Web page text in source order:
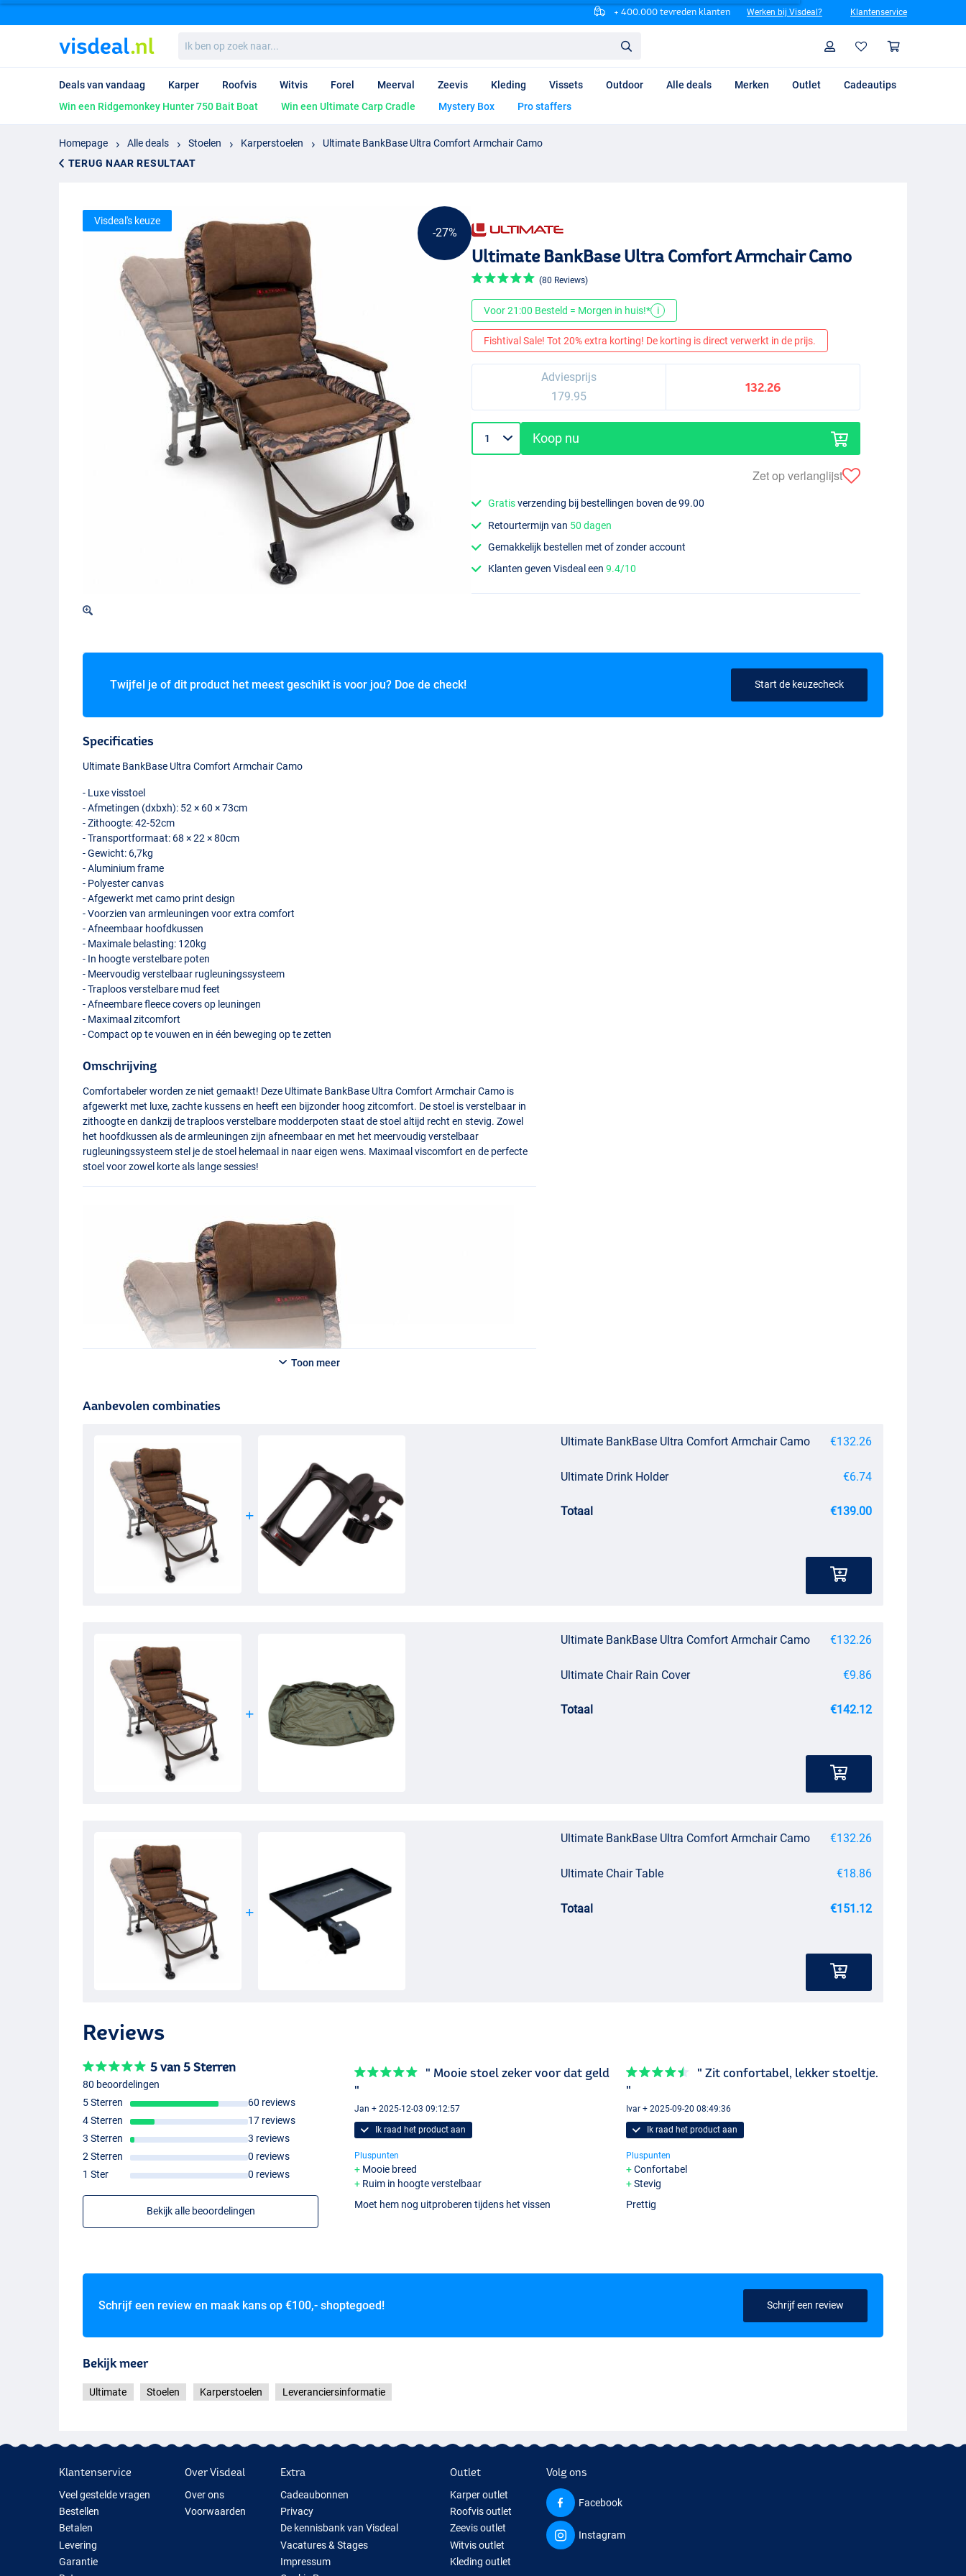
+ 400.000 tevreden klanten Werken bij Visdeal? Klantenservice
ben
op
naar...
Profiel
Deals van vandaag Karper Roofvis Witvis Forel Meerval Zeevis Kleding Vissets Outdoor Alle deals Merken Outlet
Cadeautips
Win een Ridgemonkey Hunter 750 Bait Boat
Win een Ultimate Carp Cradle Mystery Box Pro staffers
Homepage Alle deals Stoelen Karperstoelen
Ultimate BankBase Ultra Comfort Armchair Camo
TERUG NAAR RESULTAAT
-27%
Visdeal's keuze
Ultimate BankBase Ultra Comfort Armchair Camo
(80 Reviews)
Voor 21:00 Besteld = Morgen in huis!* i
Fishtival Sale! Tot 20% extra korting! De korting is direct verwerkt in de prijs.
Adviesprijs
179.95
132.26
Koop nu
Zet op verlanglijst
Gratisverzending bij bestellingen boven de 99.00
Retourtermijn van 50 dagen
Gemakkelijk bestellen met of zonder account
Klanten geven Visdeal een9.4/10
Twijfel je of dit product het meest geschikt is voor jou? Doe de check! Start de keuzecheck
Specificaties
Ultimate BankBase Ultra Comfort Armchair Camo
- Luxe visstoel
- Afmetingen (dxbxh): 52 × 60 × 73cm
- Zithoogte: 42-52cm
- Transportformaat: 68 × 22 × 80cm
- Gewicht: 6,7kg
- Aluminium frame
- Polyester canvas
- Afgewerkt met camo print design
- Voorzien van armleuningen voor extra comfort
- Afneembaar hoofdkussen
- Maximale belasting: 120kg
- In hoogte verstelbare poten
- Meervoudig verstelbaar rugleuningssysteem
- Traploos verstelbare mud feet
- Afneembare fleece covers op leuningen
- Maximaal zitcomfort
- Compact op te vouwen en in één beweging op te zetten
Omschrijving
Comfortabeler worden ze niet gemaakt! Deze Ultimate BankBase Ultra Comfort Armchair Camo is
afgewerkt met luxe, zachte kussens en heeft een bijzonder hoog zitcomfort. De stoel is verstelbaar in
zithoogte en dankzij de traploos verstelbare modderpoten staat de stoel altijd recht en stevig. Zowel
het hoofdkussen als de armleuningen zijn afneembaar en met het meervoudig verstelbaar
rugleuningssysteem stel je de stoel helemaal in naar eigen wens. Maximaal viscomfort en de perfecte
stoel voor zowel korte als lange sessies!
Toon meer
Aanbevolen combinaties
Ultimate BankBase Ultra Comfort Armchair Camo €132.26
Ultimate Drink Holder €6.74
Totaal €139.00
Ultimate BankBase Ultra Comfort Armchair Camo €132.26
Ultimate Chair Rain Cover €9.86
Totaal €142.12
Ultimate BankBase Ultra Comfort Armchair Camo €132.26
Ultimate Chair Table €18.86
Totaal €151.12
Reviews
5 van 5 Sterren
80 beoordelingen
5 Sterren
60 reviews
4 Sterren
17 reviews
3 Sterren
3 reviews
2 Sterren
0 reviews
1 Ster
0 reviews
Bekijk alle beoordelingen
" Mooie stoel zeker voor dat geld
"
Jan + 2025-12-03 09:12:57
Ik raad het product aan
Pluspunten
Mooie breed
Ruim in hoogte verstelbaar
Moet hem nog uitproberen tijdens het vissen
" Zit confortabel, lekker stoeltje.
"
Ivar + 2025-09-20 08:49:36
Ik raad het product aan
Pluspunten
Confortabel
Stevig
Prettig
Schrijf een review en maak kans op €100,- shoptegoed! Schrijf een review
Bekijk meer
Ultimate Stoelen Karperstoelen Leveranciersinformatie
Klantenservice
Veel gestelde vragen
Bestellen
Betalen
Levering
Garantie
Over Visdeal
Over ons
Voorwaarden
Extra
Cadeaubonnen
Privacy
De kennisbank van Visdeal
Vacatures & Stages
Impressum
Outlet
Karper outlet
Roofvis outlet
Zeevis outlet
Witvis outlet
Kleding outlet
Volg ons
Facebook
Instagram